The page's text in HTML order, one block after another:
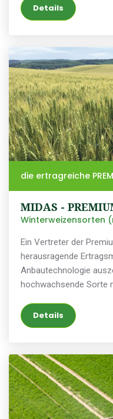
Details
die ertragreiche
MIDAS -
Winterweizensorten
Ein Vertreter der
herausragende
Anbautechnologie
hochwachsende Sorte
hohes
herausragenden
besonders für die
gefragt.
Details